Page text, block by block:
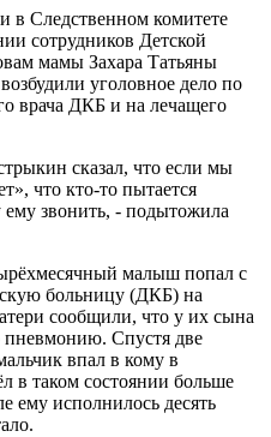
в Следственном комитете
сотрудников Детской
мамы Захара Татьяны
уголовное дело по
врача ДКБ и на лечащего
сказал, что если мы
что кто-то пытается
ему звонить, - подытожила
малыш попал с
больницу (ДКБ) на
сообщили, что у их сына
пневмонию. Спустя две
впал в кому в
в таком состоянии больше
ему исполнилось десять